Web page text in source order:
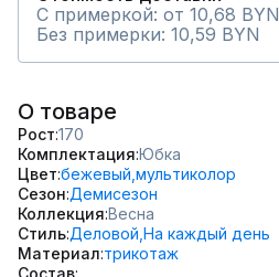
С примеркой: от 10,68 BYN
Без примерки: 10,59 BYN
О товаре
Рост 170
Комплектация Юбка
Цвет бежевый, мультиколор
Сезон Демисезон
Коллекция Весна
Стиль Деловой, На каждый день
Материал трикотаж
Состав